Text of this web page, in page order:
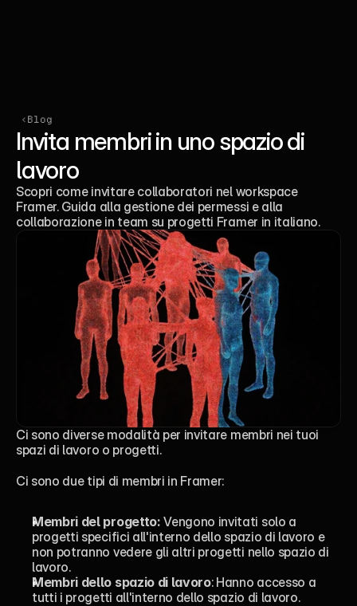
‹Blog
Invita membri in uno spazio di
lavoro
Scopri come invitare collaboratori nel workspace
Framer. Guida alla gestione dei permessi e alla
collaborazione in team su progetti Framer in italiano.
Ci sono diverse modalità per invitare membri nei tuoi
spazi di lavoro o progetti.
Ci sono due tipi di membri in Framer:
Membri del progetto: Vengono invitati solo a
progetti specifici all'interno dello spazio di lavoro e
non potranno vedere gli altri progetti nello spazio di
lavoro.
Membri dello spazio di lavoro: Hanno accesso a
tutti i progetti all'interno dello spazio di lavoro.